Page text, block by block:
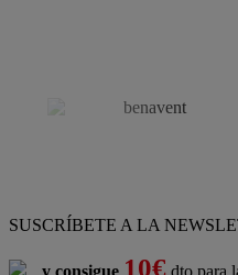
SUSCRÍBETE A LA
y consigue 10€ dto para